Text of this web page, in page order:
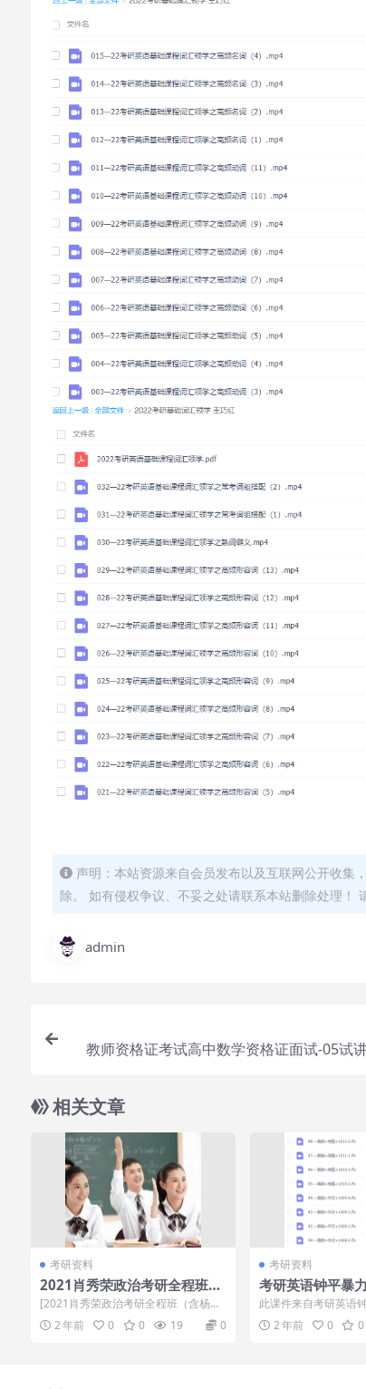
声明：本站资源来自会员发布以及互联网公开收集
除。 如有侵权争议、不妥之处请联系本站删除处理！
admin
教师资格证考试高中数学资格证面试-05试
相关文章
考研资料
2021肖秀荣政治考研全程班
（含杨亚娟系列）
[2021肖秀荣政治考研全程班（含杨亚
娟系列）]百度云网盘资源 不做伸手
党，拿资...
2 年前 0 0 19 0
考研资料
考研英语钟平暴
网课视频
此课件来自考研英语
班网课视频，钟平老
辅导名师，考...
2 年前 0 0